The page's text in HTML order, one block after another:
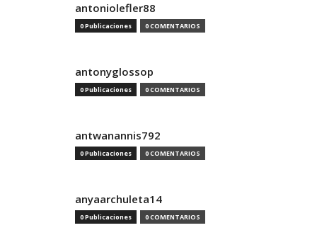
antoniolefler88
0 Publicaciones 0 COMENTARIOS
antonyglossop
0 Publicaciones 0 COMENTARIOS
antwanannis792
0 Publicaciones 0 COMENTARIOS
anyaarchuleta14
0 Publicaciones 0 COMENTARIOS